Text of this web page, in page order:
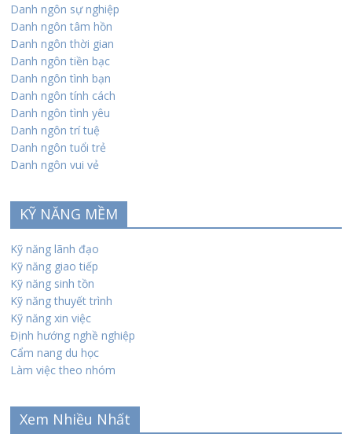
Danh ngôn sự nghiệp
Danh ngôn tâm hồn
Danh ngôn thời gian
Danh ngôn tiền bạc
Danh ngôn tình bạn
Danh ngôn tính cách
Danh ngôn tình yêu
Danh ngôn trí tuệ
Danh ngôn tuổi trẻ
Danh ngôn vui vẻ
KỸ NĂNG MỀM
Kỹ năng lãnh đạo
Kỹ năng giao tiếp
Kỹ năng sinh tồn
Kỹ năng thuyết trình
Kỹ năng xin việc
Định hướng nghề nghiệp
Cẩm nang du học
Làm việc theo nhóm
Xem Nhiều Nhất